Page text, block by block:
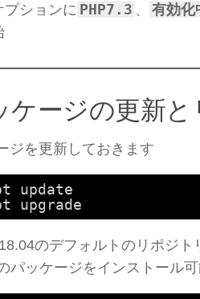
プションに PHP7.3 、 有効化
ケージの更新
ジを更新しておきます
update
upgrade
のデフォルトのリポジ
パッケージをインストール